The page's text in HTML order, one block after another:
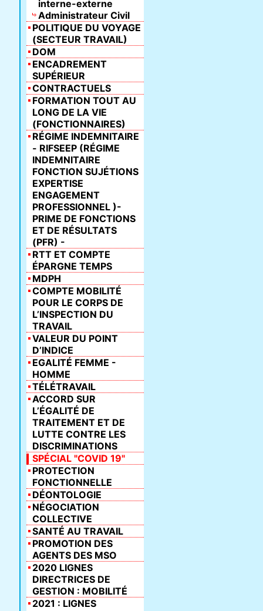
interne-externe
Administrateur Civil
POLITIQUE DU VOYAGE
(SECTEUR TRAVAIL)
DOM
ENCADREMENT
SUPÉRIEUR
CONTRACTUELS
FORMATION TOUT AU
LONG DE LA VIE
(FONCTIONNAIRES)
RÉGIME INDEMNITAIRE
- RIFSEEP (RÉGIME
INDEMNITAIRE
FONCTION SUJÉTIONS
EXPERTISE
ENGAGEMENT
PROFESSIONNEL )-
PRIME DE FONCTIONS
ET DE RÉSULTATS
(PFR) -
RTT ET COMPTE
ÉPARGNE TEMPS
MDPH
COMPTE MOBILITÉ
POUR LE CORPS DE
L’INSPECTION DU
TRAVAIL
VALEUR DU POINT
D’INDICE
EGALITÉ FEMME -
HOMME
TÉLÉTRAVAIL
ACCORD SUR
L’ÉGALITÉ DE
TRAITEMENT ET DE
LUTTE CONTRE LES
DISCRIMINATIONS
SPÉCIAL "COVID 19"
PROTECTION
FONCTIONNELLE
DÉONTOLOGIE
NÉGOCIATION
COLLECTIVE
SANTÉ AU TRAVAIL
PROMOTION DES
AGENTS DES MSO
2020 LIGNES
DIRECTRICES DE
GESTION : MOBILITÉ
2021 : LIGNES